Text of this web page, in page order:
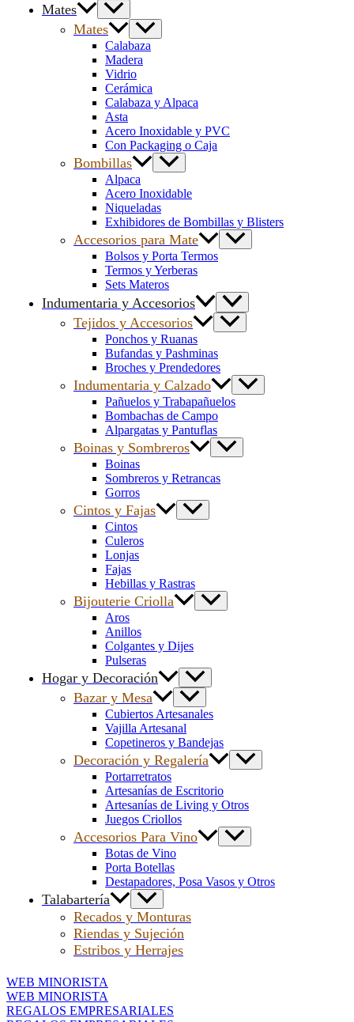
Mates
Mates
Calabaza
Madera
Vidrio
Cerámica
Calabaza y Alpaca
Asta
Acero Inoxidable y PVC
Con Packaging o Caja
Bombillas
Alpaca
Acero Inoxidable
Niqueladas
Exhibidores de Bombillas y Blisters
Accesorios para Mate
Bolsos y Porta Termos
Termos y Yerberas
Sets Materos
Indumentaria y Accesorios
Tejidos y Accesorios
Ponchos y Ruanas
Bufandas y Pashminas
Broches y Prendedores
Indumentaria y Calzado
Pañuelos y Trabapañuelos
Bombachas de Campo
Alpargatas y Pantuflas
Boinas y Sombreros
Boinas
Sombreros y Retrancas
Gorros
Cintos y Fajas
Cintos
Culeros
Lonjas
Fajas
Hebillas y Rastras
Bijouterie Criolla
Aros
Anillos
Colgantes y Dijes
Pulseras
Hogar y Decoración
Bazar y Mesa
Cubiertos Artesanales
Vajilla Artesanal
Copetineros y Bandejas
Decoración y Regalería
Portarretratos
Artesanías de Escritorio
Artesanías de Living y Otros
Juegos Criollos
Accesorios Para Vino
Botas de Vino
Porta Botellas
Destapadores, Posa Vasos y Otros
Talabartería
Recados y Monturas
Riendas y Sujeción
Estribos y Herrajes
WEB MINORISTA
WEB MINORISTA
REGALOS EMPRESARIALES